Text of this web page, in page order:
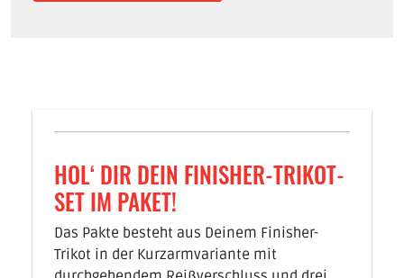
HOL‘ DIR DEIN FINISHER-TRIKOT-
SET IM PAKET!
Das Pakte besteht aus Deinem Finisher-
Trikot in der Kurzarmvariante mit